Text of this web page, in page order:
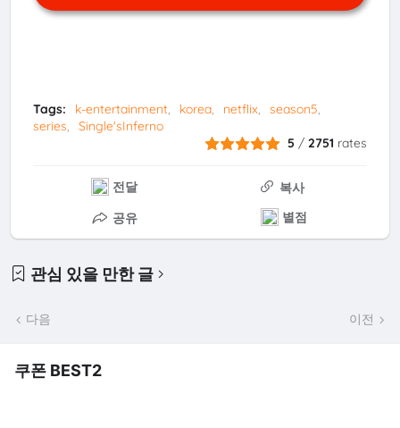
Tags: k-entertainment korea netflix
season5
series
Single'sInferno
5 /2751 rates
전달
복사
공유
별점
관심 있을 만한 글
다음 이전
쿠폰 BEST2